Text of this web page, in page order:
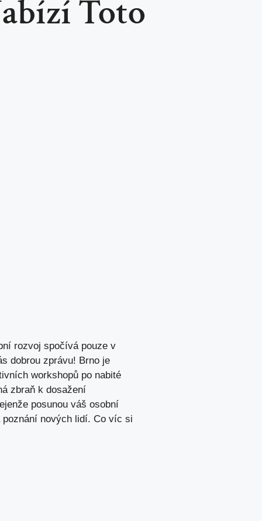
Toto
rozvoj spočívá pouze v
dobrou zprávu! Brno je
workshopů po nabité
zbraň k dosažení
posunou váš osobní
nových lidí. Co víc si